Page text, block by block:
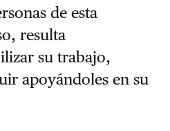
de esta
resulta
su trabajo,
apoyándoles en su